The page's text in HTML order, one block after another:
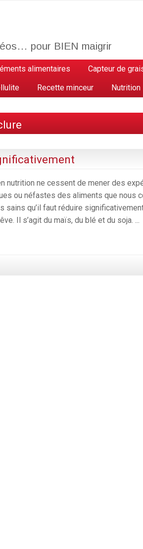
pour BIEN maigrir
alimentaires Capteur de
Recette minceur Nutrition
nutrition ne cessent de mener des
ou néfastes des aliments que nous
sains qu’il faut réduire
Il s’agit du maïs, du blé et du soja. ...